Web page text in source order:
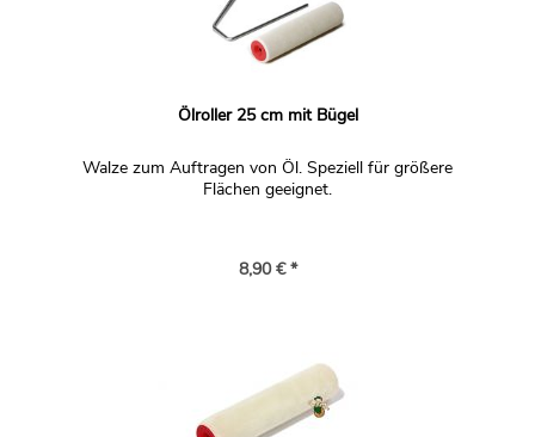
Ölroller 25 cm mit Bügel
Walze zum Auftragen von Öl. Speziell für größere
Flächen geeignet.
8,90 € *